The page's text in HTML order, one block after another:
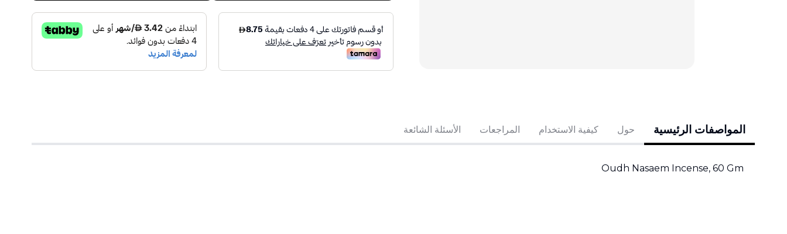
المواصفات الرئيسية حول كيفية الاستخدام المراجعات الأسئلة الشائعة
Oudh Nasaem Incense, 60 Gm